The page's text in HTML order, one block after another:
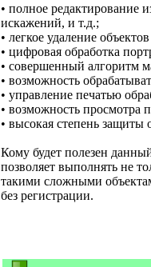
• полное редактирование
искажений, и т.д.;
• легкое удаление
• цифровая обработка
• совершенный алгоритм
• возможность
• управление печатью
• возможность просмотра
• высокая степень защиты
Кому будет полезен
позволяет выполнять не
такими сложными
без регистрации.